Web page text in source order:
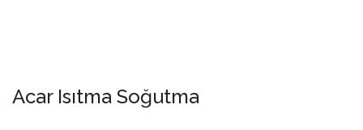
Acar Isıtma Soğutma